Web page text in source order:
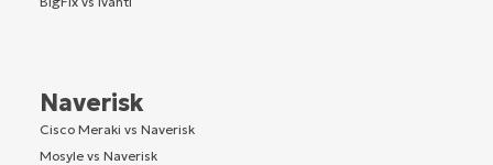
Naverisk
Cisco Meraki vs Naverisk
Mosyle vs Naverisk